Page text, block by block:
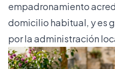
empadronamiento
domicilio habitual, y es
por la administración